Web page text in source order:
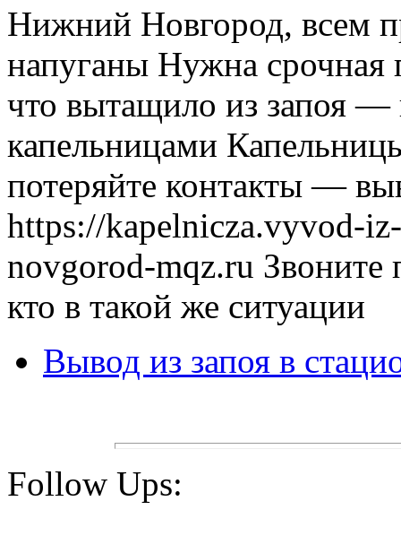
Нижний Новгород, всем
напуганы Нужна срочная
что вытащило из запоя —
капельницами
потеряйте контакты —
https://kapelnicza.vyvod-
novgorod-mqz.ru Звоните
кто в такой же ситуации
Вывод из запоя в
Follow Ups: